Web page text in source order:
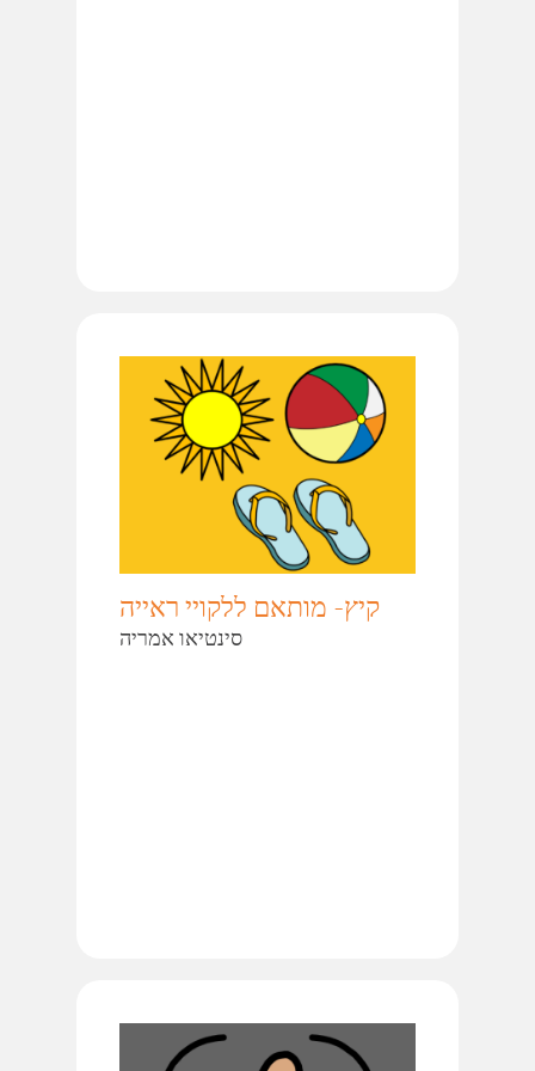
קיץ- מותאם ללקויי ראייה
סינטיאו אמריה